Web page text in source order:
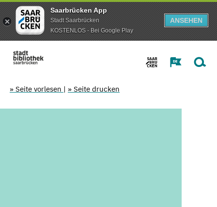
Saarbrücken App
Stadt Saarbrücken
KOSTENLOS - Bei Google Play
ANSEHEN
» Seite vorlesen | » Seite drucken